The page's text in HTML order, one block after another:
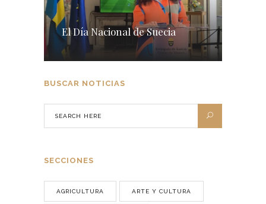
El Día Nacional de Suecia
BUSCAR NOTICIAS
SECCIONES
AGRICULTURA ARTE Y CULTURA